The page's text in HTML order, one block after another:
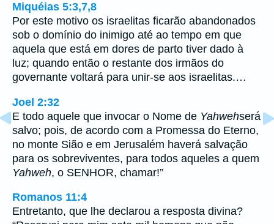
Miquéias 5:3,7,8
Por este motivo os israelitas ficarão abandonados
sob o domínio do inimigo até ao tempo em que
aquela que está em dores de parto tiver dado à
luz; quando então o restante dos irmãos do
governante voltará para unir-se aos israelitas.…
Joel 2:32
E todo aquele que invocar o Nome de Yahwehserá
salvo; pois, de acordo com a Promessa do Eterno,
no monte Sião e em Jerusalém haverá salvação
para os sobreviventes, para todos aqueles a quem
Yahweh, o SENHOR, chamar!”
Romanos 11:4
Entretanto, que lhe declarou a resposta divina?